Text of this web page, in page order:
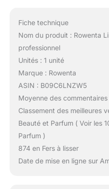
Fiche technique
Nom du produit : Rowenta
professionnel
Unités : 1 unité
Marque : Rowenta
ASIN : B09C6LNZW5
Moyenne des
Classement des meilleures
Beauté et Parfum ( Voir les
Parfum )
874 en Fers à lisser
Date de mise en ligne sur